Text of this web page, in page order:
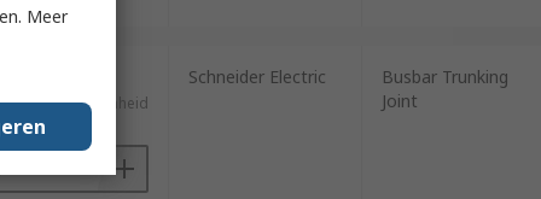
€ 3.054,25/eenheid
Schneider Electric
Busbar Trunking
Joint
Meer